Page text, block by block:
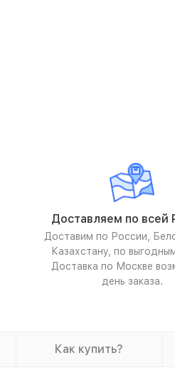
Доставляем по всей
Доставим по России,
Казахстану, по
Доставка по Москве
день заказа.
Как купить?